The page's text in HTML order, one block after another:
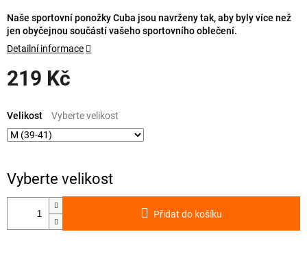
219 Kč
cena:
Velikost
Přidat do košíku
Naše sportovní ponožky Cuba jsou navrženy tak, aby byly více než
jen obyčejnou součástí vašeho sportovního oblečení.
Detailní informace